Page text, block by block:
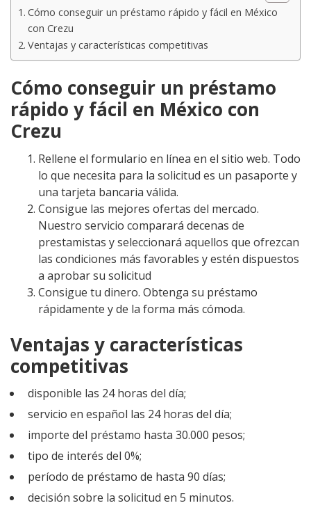
Cómo conseguir un préstamo rápido y fácil en México
con Crezu
Ventajas y características competitivas
Cómo conseguir un préstamo
rápido y fácil en México con
Crezu
Rellene el formulario en línea en el sitio web. Todo
lo que necesita para la solicitud es un pasaporte y
una tarjeta bancaria válida.
Consigue las mejores ofertas del mercado.
Nuestro servicio comparará decenas de
prestamistas y seleccionará aquellos que ofrezcan
las condiciones más favorables y estén dispuestos
a aprobar su solicitud
Consigue tu dinero. Obtenga su préstamo
rápidamente y de la forma más cómoda.
Ventajas y características
competitivas
disponible las 24 horas del día;
servicio en español las 24 horas del día;
importe del préstamo hasta 30.000 pesos;
tipo de interés del 0%;
período de préstamo de hasta 90 días;
decisión sobre la solicitud en 5 minutos.